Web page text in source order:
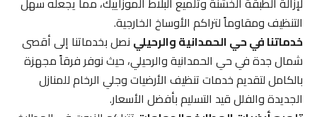
التنظيف ومقاوماً لتراكم الأوساخ الخارجية.
خدماتنا في حي الحمدانية والرحيلينصل بخدماتنا إلى أقصى
شمال جدة في حي الحمدانية والرحيلي، حيث نوفر فرقاً مجهزة
بالكامل لتقديم خدمات تنظيف الأرضيات وجلي الرخام للمنازل
الجديدة والفلل قيد التسليم بأفضل الأسعار.